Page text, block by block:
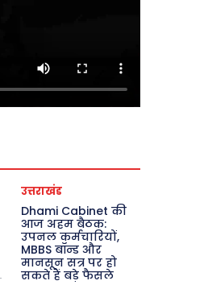
उत्तराखंड
Dhami Cabinet की
आज अहम बैठक:
उपनल कर्मचारियों,
MBBS बॉन्ड और
मानसून सत्र पर हो
सकते हैं बड़े फैसले